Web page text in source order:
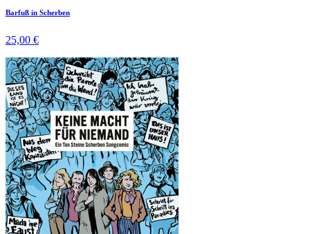
Barfuß in Scherben
25,00 €